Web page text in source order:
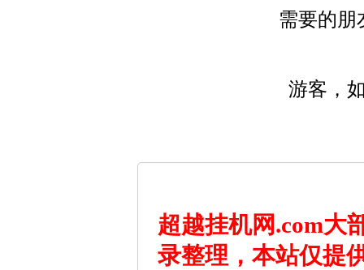
需要的朋
游客，
超越挂机网.com大
录整理，本站仅提